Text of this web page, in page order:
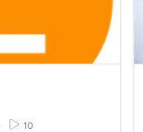
10